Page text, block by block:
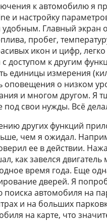
к автомобилю я
и настройку
удобным. Главный
пробег,
икон и цифр,
доступом к другим
единицы измерения
оповещения о низком
и многом другом. Я
свои нужды. Всё
других функций
чем я ожидал.
ее в действии.
как завелся
время года. Еще
дверей. Я
поиска автомобиля на
и на больших
на карте, что